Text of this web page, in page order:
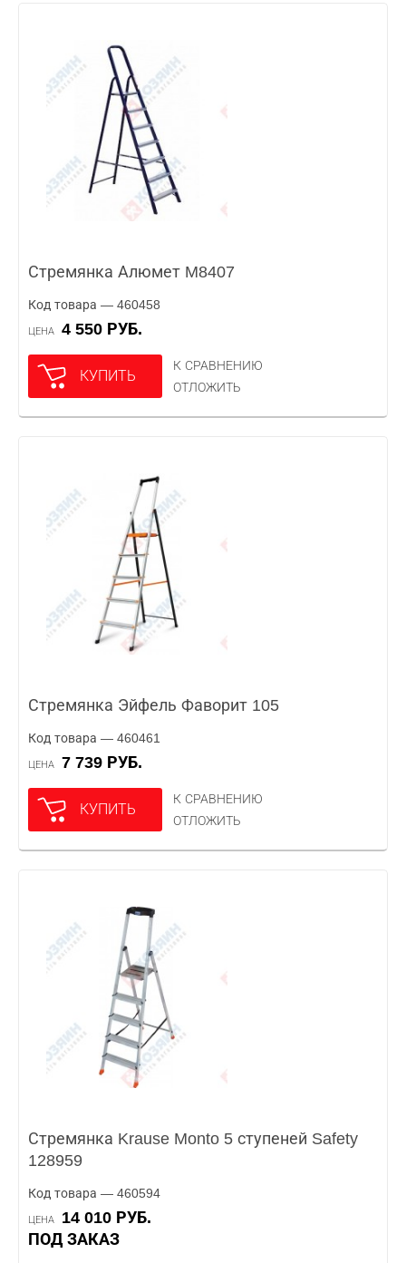
Стремянка Алюмет M8407
Код товара — 460458
ЦЕНА 4 550 РУБ.
КУПИТЬ
К СРАВНЕНИЮ
ОТЛОЖИТЬ
Стремянка Эйфель Фаворит 105
Код товара — 460461
ЦЕНА 7 739 РУБ.
КУПИТЬ
К СРАВНЕНИЮ
ОТЛОЖИТЬ
Стремянка Krause Monto 5 ступеней Safety
128959
Код товара — 460594
ЦЕНА
14 010 РУБ.
ПОД ЗАКАЗ